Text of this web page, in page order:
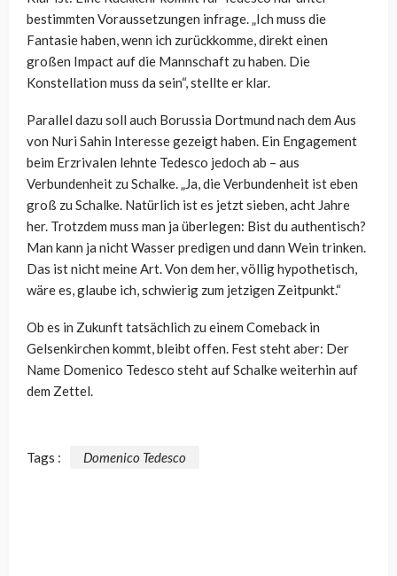
bestimmten Voraussetzungen infrage. „Ich muss die
Fantasie haben, wenn ich zurückkomme, direkt einen
großen Impact auf die Mannschaft zu haben. Die
Konstellation muss da sein“, stellte er klar.
Parallel dazu soll auch Borussia Dortmund nach dem Aus
von Nuri Sahin Interesse gezeigt haben. Ein Engagement
beim Erzrivalen lehnte Tedesco jedoch ab – aus
Verbundenheit zu Schalke. „Ja, die Verbundenheit ist eben
groß zu Schalke. Natürlich ist es jetzt sieben, acht Jahre
her. Trotzdem muss man ja überlegen: Bist du authentisch?
Man kann ja nicht Wasser predigen und dann Wein trinken.
Das ist nicht meine Art. Von dem her, völlig hypothetisch,
wäre es, glaube ich, schwierig zum jetzigen Zeitpunkt.“
Ob es in Zukunft tatsächlich zu einem Comeback in
Gelsenkirchen kommt, bleibt offen. Fest steht aber: Der
Name Domenico Tedesco steht auf Schalke weiterhin auf
dem Zettel.
Tags : Domenico Tedesco